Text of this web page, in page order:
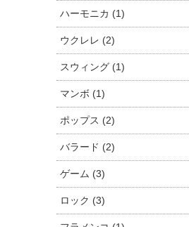
ハーモニカ (1)
ウクレレ (2)
スウィング (1)
マンボ (1)
ポップス (2)
バラード (2)
ゲーム (3)
ロック (3)